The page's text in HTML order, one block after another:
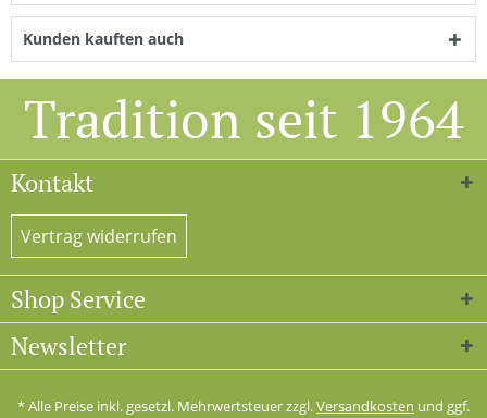
Kunden kauften auch
Tradition seit 1964
Kontakt
Vertrag widerrufen
Shop Service
Newsletter
* Alle Preise inkl. gesetzl. Mehrwertsteuer zzgl.Versandkosten und ggf.